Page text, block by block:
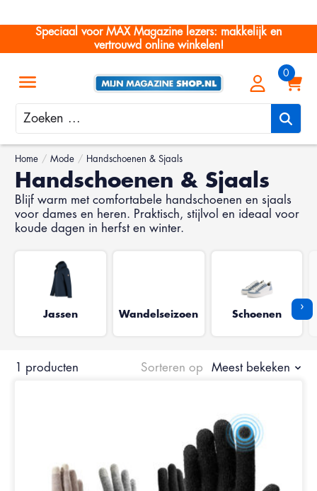
Speciaal voor MAX Magazine lezers: makkelijk en
vertrouwd online winkelen!
Zoeken
Home / Mode / Handschoenen & Sjaals
Handschoenen & Sjaals
Blijf warm met comfortabele handschoenen en sjaals
voor dames en heren. Praktisch, stijlvol en ideaal voor
koude dagen in herfst en winter.
Jassen Wandelseizoen Schoenen
›
1 producten Sorteren op Meest bekeken